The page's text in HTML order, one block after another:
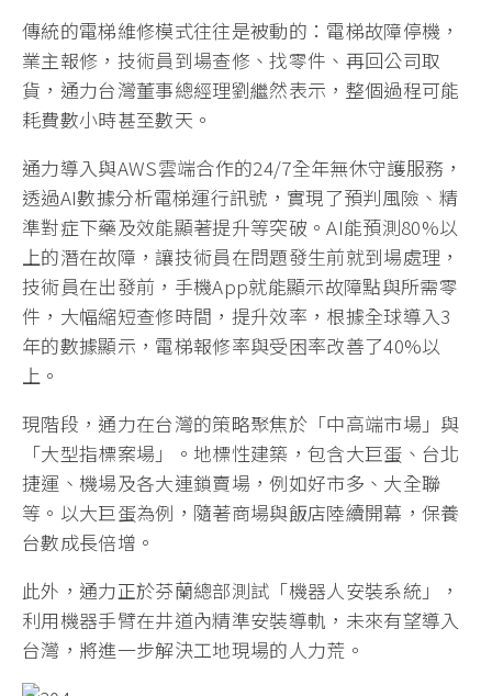
傳統的電梯維修模式往往是被動的：電梯故障停機，
業主報修，技術員到場查修、找零件、再回公司取
貨，通力台灣董事總經理劉繼然表示，整個過程可能
耗費數小時甚至數天。
通力導入與AWS雲端合作的24/7全年無休守護服務，
透過AI數據分析電梯運行訊號，實現了預判風險、精
準對症下藥及效能顯著提升等突破。AI能預測80%以
上的潛在故障，讓技術員在問題發生前就到場處理，
技術員在出發前，手機App就能顯示故障點與所需零
件，大幅縮短查修時間，提升效率，根據全球導入3
年的數據顯示，電梯報修率與受困率改善了40%以
上。
現階段，通力在台灣的策略聚焦於「中高端市場」與
「大型指標案場」。地標性建築，包含大巨蛋、台北
捷運、機場及各大連鎖賣場，例如好市多、大全聯
等。以大巨蛋為例，隨著商場與飯店陸續開幕，保養
台數成長倍增。
此外，通力正於芬蘭總部測試「機器人安裝系統」，
利用機器手臂在井道內精準安裝導軌，未來有望導入
台灣，將進一步解決工地現場的人力荒。